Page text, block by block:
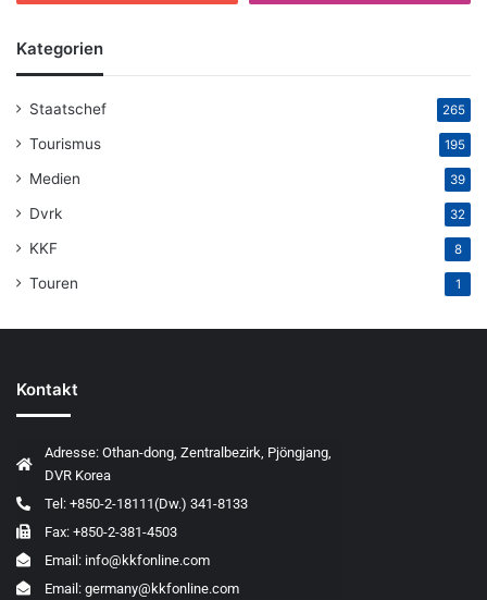
Kategorien
Staatschef 265
Tourismus 195
Medien 39
Dvrk 32
KKF 8
Touren 1
Kontakt
Adresse: Othan-dong, Zentralbezirk, Pjöngjang,
DVR Korea
Tel: +850-2-18111(Dw.) 341-8133
Fax: +850-2-381-4503
Email: info@kkfonline.com
Email: germany@kkfonline.com